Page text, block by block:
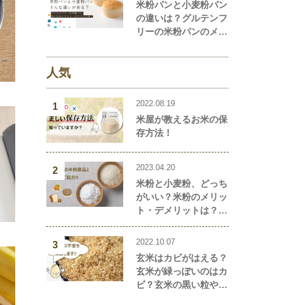
米粉パンと小麦粉パン
の違いは？グルテンフ
リーの米粉パンのメリ
説します！
人気
1 2022.08.19
米屋が教えるお米の保
存方法！
2 2023.04.20
米粉と小麦粉、どっち
がいい？米粉のメリッ
ト・デメリットは？米
養価を解説！おすすめ
単レシピもご紹介！
3 2022.10.07
玄米はカビがはえる？
玄米が緑っぽいのはカ
ビ？玄米の黒い粒や点